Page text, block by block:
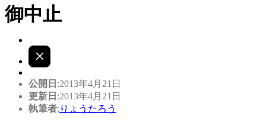
御中止
公開日 :2013年4月21日
更新日 :2013年4月21日
執筆者: りょうたろう